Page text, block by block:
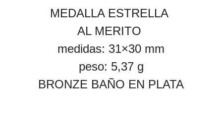
MEDALLA ESTRELLA
AL MERITO
medidas: 31×30 mm
peso: 5,37 g
BRONZE BAÑO EN PLATA